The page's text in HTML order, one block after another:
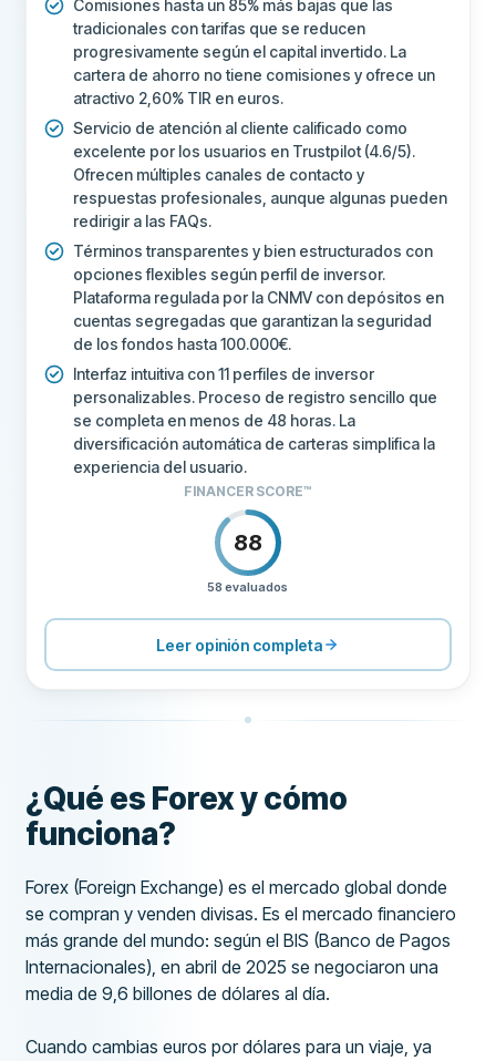
Chat en vivo
Soporte por correo electrónico Sí
Soporte telefónico No
Foros comunitarios
CAMPOS ADICIONALES
Empresa recomendada Sí
Más sobre esta empresa
Comisiones hasta un 85% más bajas que las
tradicionales con tarifas que se reducen
progresivamente según el capital invertido. La
cartera de ahorro no tiene comisiones y ofrece un
atractivo 2,60% TIR en euros.
Servicio de atención al cliente calificado como
excelente por los usuarios en Trustpilot (4.6/5).
Ofrecen múltiples canales de contacto y
respuestas profesionales, aunque algunas pueden
redirigir a las FAQs.
Términos transparentes y bien estructurados con
opciones flexibles según perfil de inversor.
Plataforma regulada por la CNMV con depósitos en
cuentas segregadas que garantizan la seguridad
de los fondos hasta 100.000€.
Interfaz intuitiva con 11 perfiles de inversor
personalizables. Proceso de registro sencillo que
se completa en menos de 48 horas. La
diversificación automática de carteras simplifica la
experiencia del usuario.
FINANCER SCORE™
88
58 evaluados
CONDICIONES 80
Leer opinión completa
¿Qué es Forex y cómo
funciona?
Forex (Foreign Exchange) es el mercado global donde
se compran y venden divisas. Es el mercado financiero
más grande del mundo: según el BIS (Banco de Pagos
Internacionales), en abril de 2025 se negociaron una
media de 9,6 billones de dólares al día.
Cuando cambias euros por dólares para un viaje, ya